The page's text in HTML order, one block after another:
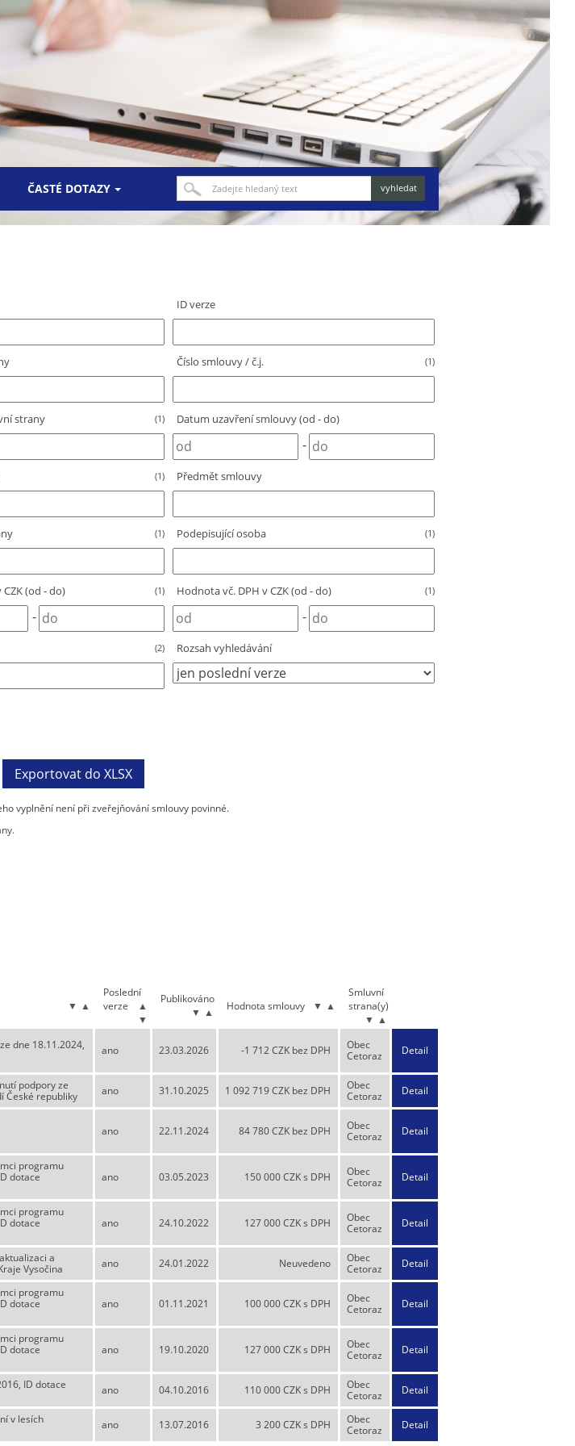
ČASTÉ DOTAZY
strany (1)
(1)
(1)
(od - do) (1)
-
(2)
ID verze
Číslo smlouvy / č.j. (1)
Datum uzavření smlouvy (od - do)
-
Předmět smlouvy
Podepisující osoba (1)
Hodnota vč. DPH v CZK (od - do) (1)
-
Rozsah vyhledávání
vyplnění není při zveřejňování smlouvy povinné.
▲
▼
Poslední
verze
▲
▼
Publikováno
▲
▼ Hodnota smlouvy ▲
▼
Smluvní
strana(y)
▲
▼
dne 18.11.2024,
ano 23.03.2026 -1 712 CZK bez DPH
Obec
Cetoraz
Detail
podpory ze
České republiky
ano 31.10.2025 1 092 719 CZK bez DPH
Obec
Cetoraz
Detail
ano 22.11.2024 84 780 CZK bez DPH
Obec
Cetoraz
Detail
programu
dotace
ano 03.05.2023 150 000 CZK s DPH
Obec
Cetoraz
Detail
programu
dotace
ano 24.10.2022 127 000 CZK s DPH
Obec
Cetoraz
Detail
a
Vysočina
ano 24.01.2022 Neuvedeno
Obec
Cetoraz
Detail
programu
dotace
ano 01.11.2021 100 000 CZK s DPH
Obec
Cetoraz
Detail
programu
dotace
ano 19.10.2020 127 000 CZK s DPH
Obec
Cetoraz
Detail
ID dotace
ano 04.10.2016 110 000 CZK s DPH
Obec
Cetoraz
Detail
v lesích
ano 13.07.2016 3 200 CZK s DPH
Obec
Cetoraz
Detail